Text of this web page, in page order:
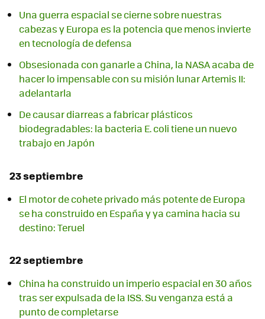
Una guerra espacial se cierne sobre nuestras
cabezas y Europa es la potencia que menos invierte
en tecnología de defensa
Obsesionada con ganarle a China, la NASA acaba de
hacer lo impensable con su misión lunar Artemis II:
adelantarla
De causar diarreas a fabricar plásticos
biodegradables: la bacteria E. coli tiene un nuevo
trabajo en Japón
23 septiembre
El motor de cohete privado más potente de Europa
se ha construido en España y ya camina hacia su
destino: Teruel
22 septiembre
China ha construido un imperio espacial en 30 años
tras ser expulsada de la ISS. Su venganza está a
punto de completarse